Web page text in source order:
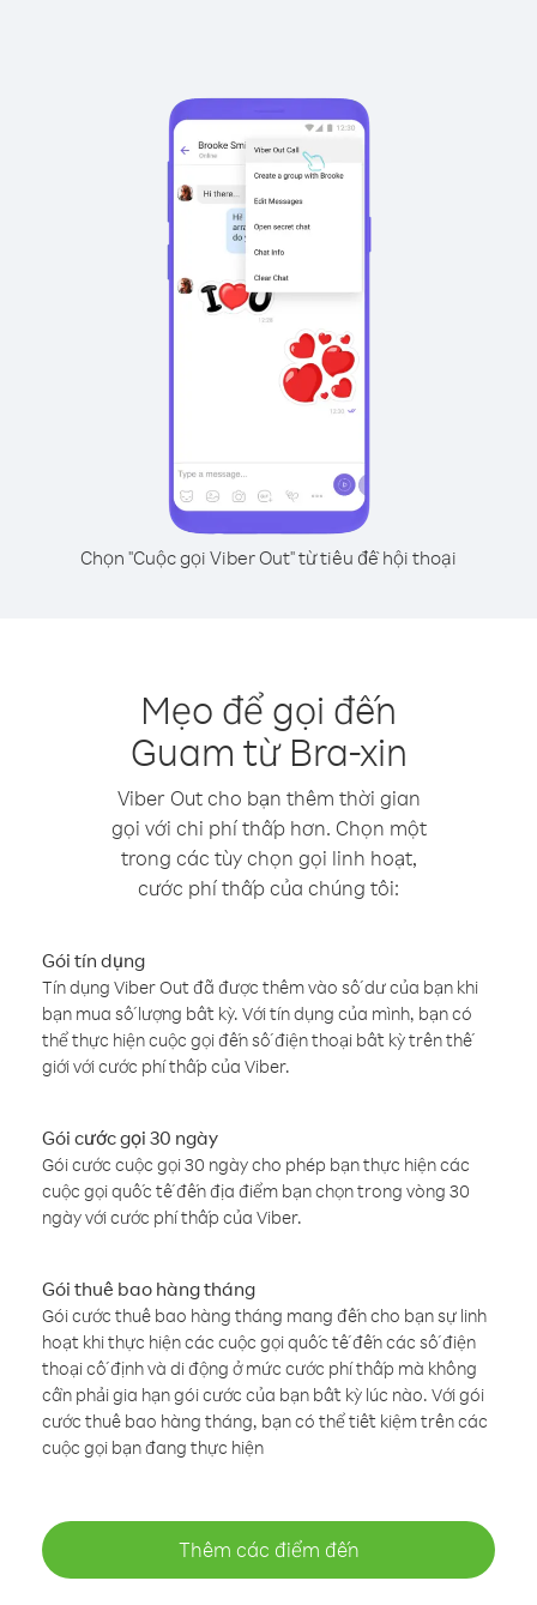
Chọn "Cuộc gọi Viber Out" từ tiêu đề hội thoại
Mẹo để gọi đến
Guam từ Bra-xin
Viber Out cho bạn thêm thời gian
gọi với chi phí thấp hơn. Chọn một
trong các tùy chọn gọi linh hoạt,
cước phí thấp của chúng tôi:
Gói tín dụng
Tín dụng Viber Out đã được thêm vào số dư của bạn khi
bạn mua số lượng bất kỳ. Với tín dụng của mình, bạn có
thể thực hiện cuộc gọi đến số điện thoại bất kỳ trên thế
giới với cước phí thấp của Viber.
Gói cước gọi 30 ngày
Gói cước cuộc gọi 30 ngày cho phép bạn thực hiện các
cuộc gọi quốc tế đến địa điểm bạn chọn trong vòng 30
ngày với cước phí thấp của Viber.
Gói thuê bao hàng tháng
Gói cước thuê bao hàng tháng mang đến cho bạn sự linh
hoạt khi thực hiện các cuộc gọi quốc tế đến các số điện
thoại cố định và di động ở mức cước phí thấp mà không
cần phải gia hạn gói cước của bạn bất kỳ lúc nào. Với gói
cước thuê bao hàng tháng, bạn có thể tiết kiệm trên các
cuộc gọi bạn đang thực hiện
Thêm các điểm đến